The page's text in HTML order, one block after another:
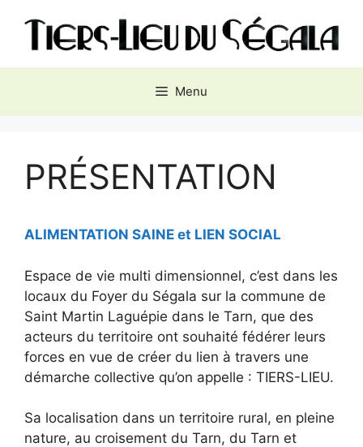
contenu
Menu
PRÉSENTATION
ALIMENTATION SAINE et LIEN SOCIAL
Espace de vie multi dimensionnel, c’est dans les
locaux du Foyer du Ségala sur la commune de
Saint Martin Laguépie dans le Tarn, que des
acteurs du territoire ont souhaité fédérer leurs
forces en vue de créer du lien à travers une
démarche collective qu’on appelle : TIERS-LIEU.
Sa localisation dans un territoire rural, en pleine
nature, au croisement du Tarn, du Tarn et